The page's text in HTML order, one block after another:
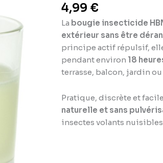
4,99 €
La bougie insecticide
extérieur sans être
principe actif répulsif,
pendant environ 18
terrasse, balcon, jardin
Pratique, discrète et
naturelle et sans
insectes volants